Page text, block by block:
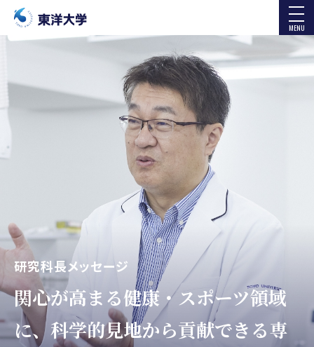
MENU
研究科長メッセージ
関心が高まる健康・スポーツ領域
に、科学的見地から貢献できる専